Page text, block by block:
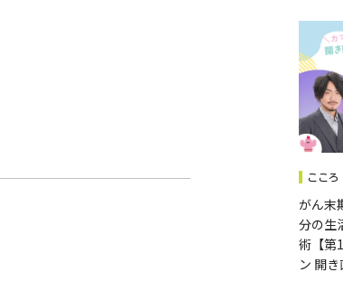
こころ
がん末
分の生
術【第
ン 開